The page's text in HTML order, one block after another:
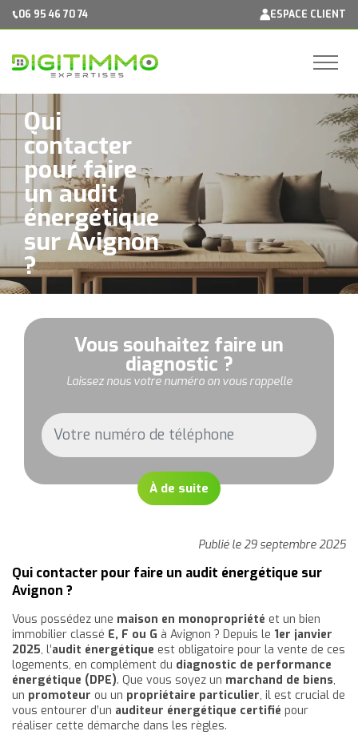
06 95 46 70 74 ESPACE CLIENT
Qui
contacter
pour faire
un audit
énergétique
sur Avignon
?
Vous souhaitez faire un
diagnostic ?
Laissez nous votre numéro on vous rappelle
À de suite
Publié le 29 septembre 2025
Qui contacter pour faire un audit énergétique sur
Avignon ?
Vous possédez une maison en monopropriété et un bien
immobilier classé E, F ou G à Avignon ? Depuis le 1er janvier
2025, l’audit énergétique est obligatoire pour la vente de ces
logements, en complément du diagnostic de performance
énergétique (DPE). Que vous soyez un marchand de biens,
un promoteur ou un propriétaire particulier, il est crucial de
vous entourer d’un auditeur énergétique certifié pour
réaliser cette démarche dans les règles.
Panneau de gestion des cookies